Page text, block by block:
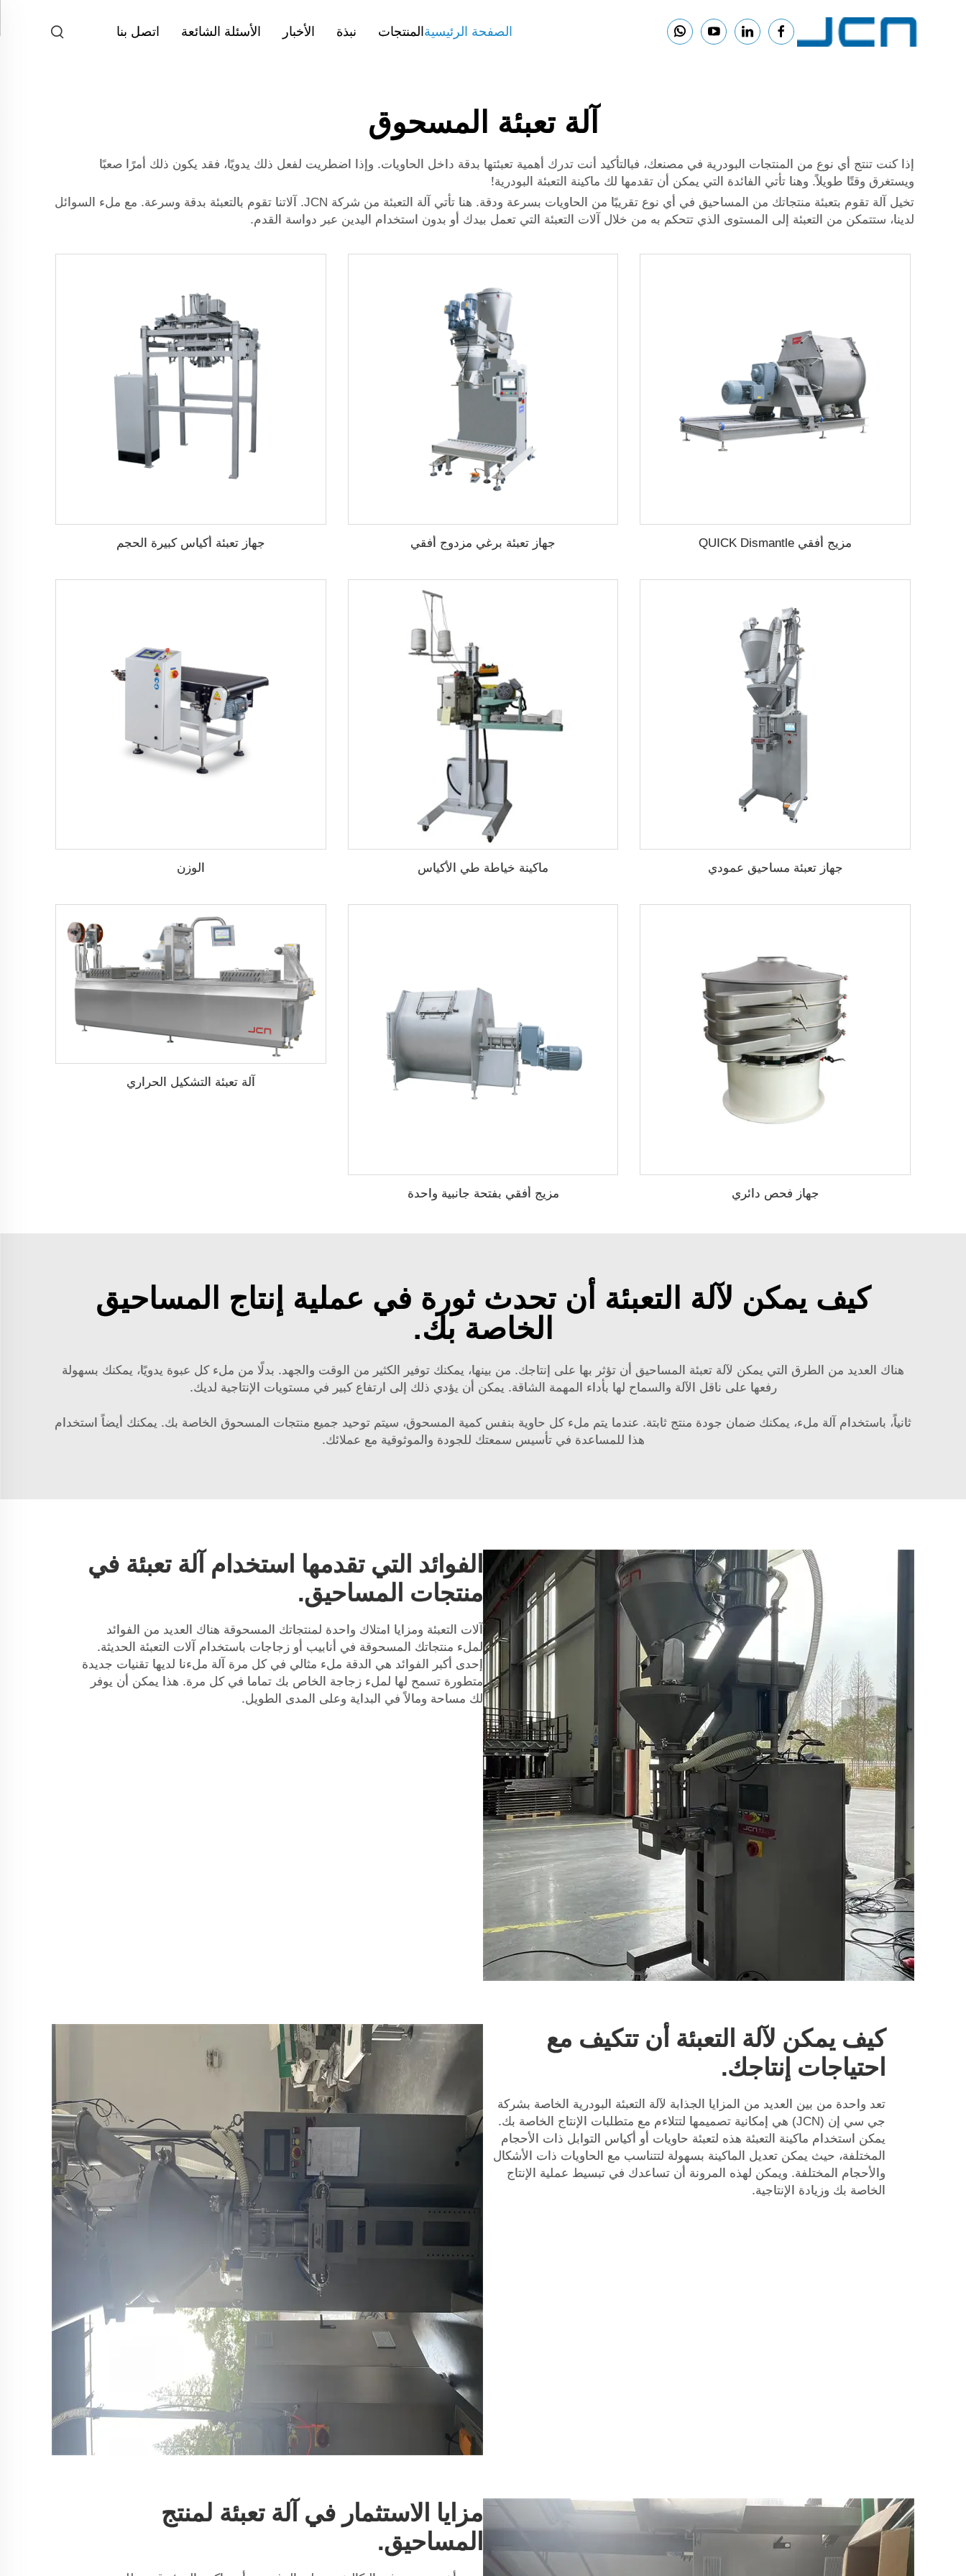
الصفحة الرئيسية المنتجات نبذة الأخبار الأسئلة الشائعة اتصل بنا
آلة تعبئة المسحوق
إذا كنت تنتج أي نوع من المنتجات البودرية في مصنعك، فبالتأكيد أنت تدرك أهمية تعبئتها بدقة داخل الحاويات. وإذا اضطريت لفعل ذلك يدويًا، فقد يكون ذلك أمرًا صعبًا
ويستغرق وقتًا طويلاً. وهنا تأتي الفائدة التي يمكن أن تقدمها لك ماكينة التعبئة البودرية!
تخيل آلة تقوم بتعبئة منتجاتك من المساحيق في أي نوع تقريبًا من الحاويات بسرعة ودقة. هنا تأتي آلة التعبئة من شركة JCN. آلاتنا تقوم بالتعبئة بدقة وسرعة. مع ملء السوائل
لدينا، ستتمكن من التعبئة إلى المستوى الذي تتحكم به من خلال آلات التعبئة التي تعمل بيدك أو بدون استخدام اليدين عبر دواسة القدم.
مزيج أفقي QUICK Dismantle جهاز تعبئة برغي مزدوج أفقي جهاز تعبئة أكياس كبيرة الحجم
جهاز تعبئة مساحيق عمودي ماكينة خياطة طي الأكياس الوزن
جهاز فحص دائري مزيج أفقي بفتحة جانبية واحدة
آلة تعبئة التشكيل الحراري
كيف يمكن لآلة التعبئة أن تحدث ثورة في عملية إنتاج المساحيق
الخاصة بك.
هناك العديد من الطرق التي يمكن لآلة تعبئة المساحيق أن تؤثر بها على إنتاجك. من بينها، يمكنك توفير الكثير من الوقت والجهد. بدلًا من ملء كل عبوة يدويًا، يمكنك بسهولة
رفعها على ناقل الآلة والسماح لها بأداء المهمة الشاقة. يمكن أن يؤدي ذلك إلى ارتفاع كبير في مستويات الإنتاجية لديك.
ثانياً، باستخدام آلة ملء، يمكنك ضمان جودة منتج ثابتة. عندما يتم ملء كل حاوية بنفس كمية المسحوق، سيتم توحيد جميع منتجات المسحوق الخاصة بك. يمكنك أيضاً استخدام
هذا للمساعدة في تأسيس سمعتك للجودة والموثوقية مع عملائك.
الفوائد التي تقدمها استخدام آلة تعبئة في
منتجات المساحيق.
آلات التعبئة ومزايا امتلاك واحدة لمنتجاتك المسحوقة هناك العديد من الفوائد
لملء منتجاتك المسحوقة في أنابيب أو زجاجات باستخدام آلات التعبئة الحديثة.
إحدى أكبر الفوائد هي الدقة ملء مثالي في كل مرة آلة ملءنا لديها تقنيات جديدة
متطورة تسمح لها لملء زجاجة الخاص بك تماما في كل مرة. هذا يمكن أن يوفر
لك مساحة ومالاً في البداية وعلى المدى الطويل.
كيف يمكن لآلة التعبئة أن تتكيف مع
احتياجات إنتاجك.
تعد واحدة من بين العديد من المزايا الجذابة لآلة التعبئة البودرية الخاصة بشركة
جي سي إن (JCN) هي إمكانية تصميمها لتتلاءم مع متطلبات الإنتاج الخاصة بك.
يمكن استخدام ماكينة التعبئة هذه لتعبئة حاويات أو أكياس التوابل ذات الأحجام
المختلفة، حيث يمكن تعديل الماكينة بسهولة لتتناسب مع الحاويات ذات الأشكال
والأحجام المختلفة. ويمكن لهذه المرونة أن تساعدك في تبسيط عملية الإنتاج
الخاصة بك وزيادة الإنتاجية.
مزايا الاستثمار في آلة تعبئة لمنتج
المساحيق.